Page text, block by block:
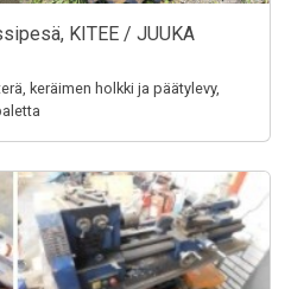
KITEE / JUUKA
keräimen holkki ja päätylevy,